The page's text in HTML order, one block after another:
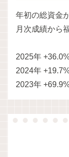
年初の総資金
月次成績から
2025年
2024年
2023年